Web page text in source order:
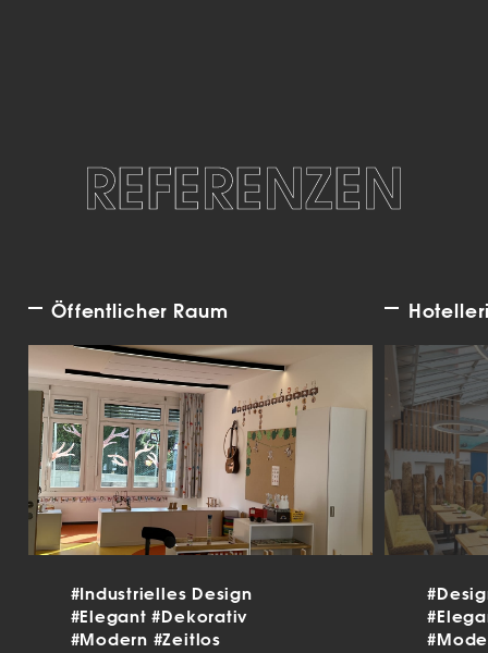
REFERENZEN
Öffentlicher Raum
#Industrielles Design
#Elegant#Dekorativ
#Modern #Zeitlos